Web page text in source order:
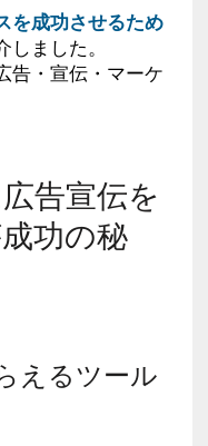
を成功させるため
ました。
告・宣伝・マーケ
告宣伝を
功の秘
えるツール